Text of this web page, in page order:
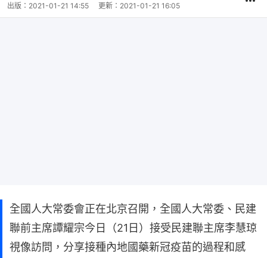
出版： 2021-01-21 14:55 更新： 2021-01-21 16:05
全國人大常委會正在北京召開，全國人大常委、民建
聯前主席譚耀宗今日（21日）接受民建聯主席李慧琼
視像訪問，分享接種內地國藥新冠疫苗的過程和感